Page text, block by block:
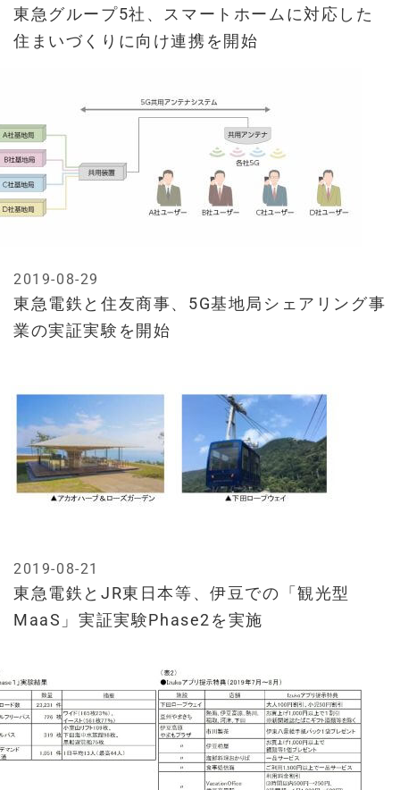
東急グループ5社、スマートホームに対応した
住まいづくりに向け連携を開始
東急電鉄と住友商事、5G基地局シェアリング事
業の実証実験を開始
2019-08-29
東急電鉄とJR東日本等、伊豆での「観光型
MaaS」実証実験Phase2を実施
2019-08-21